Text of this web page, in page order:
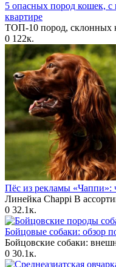
5 опасных пород кошек,
квартире
ТОП-10 пород, склонных
0 122к.
Пёс из рекламы «Чаппи»:
Линейка Chappi В
0 32.1к.
Бойцовые собаки: обзор
Бойцовские собаки:
0 30.1к.